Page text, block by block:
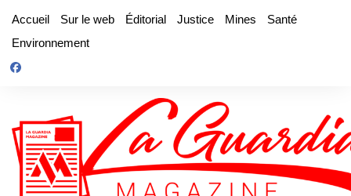
contenu
Accueil Sur le web Éditorial Justice Mines
Santé
Environnement